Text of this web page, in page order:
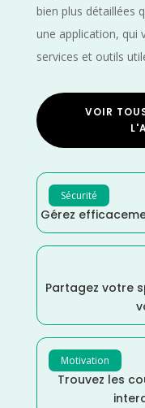
bien plus détaillées
une application, qui
services et outils
VOIR
Sécurité
Gérez
Partagez votre
Motivation
Trouvez les